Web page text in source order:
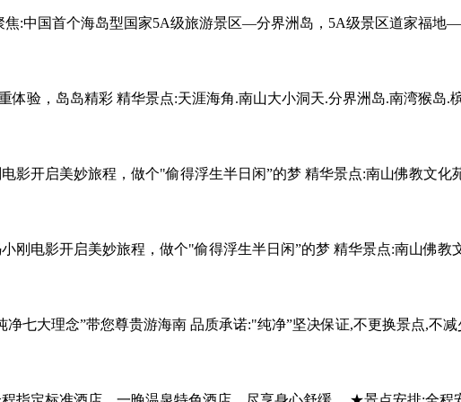
:中国首个海岛型国家5A级旅游景区—分界洲岛，5A级景区道家福地
体验，岛岛精彩 精华景点:天涯海角.南山大小洞天.分界洲岛.南湾猴岛.
影开启美妙旅程，做个"偷得浮生半日闲”的梦 精华景点:南山佛教文
刚电影开启美妙旅程，做个"偷得浮生半日闲”的梦 精华景点:南山佛
净七大理念”带您尊贵游海南 品质承诺:"纯净”坚决保证,不更换景点,不